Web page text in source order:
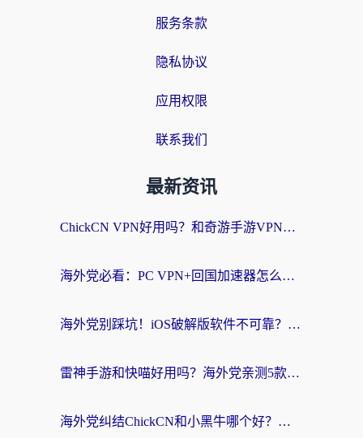
服务条款
隐私协议
应用权限
联系我们
最新资讯
ChickCN VPN好用吗？和奇游手游VPN对比哪个回国效果更好？海外党亲测实用指南
海外党必看：PC VPN+回国加速器怎么选？无缝访问国内资源全攻略
海外党别踩坑！iOS破解版软件不可靠？教你选对回国加速器无缝看国内资源
雷神手游和快喵好用吗？海外党亲测5款回国加速器，附斧牛Bling对比+微信视频号解决办法
海外党纠结ChickCN和小黑牛哪个好？一篇帮你选对回国加速器的实用指南